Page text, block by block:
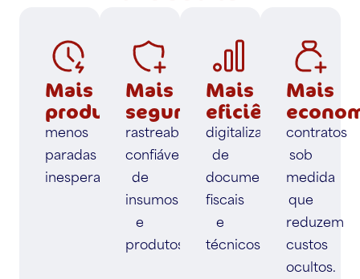
Mais
produtividade:
menos
paradas
inesperadas.
Mais
segurança:
rastreabilidade
confiável
de
insumos
e
produtos.
Mais
eficiência:
digitalização
de
documentos
fiscais
e
técnicos.
Mais
contratos
sob
medida
que
reduzem
custos
ocultos.